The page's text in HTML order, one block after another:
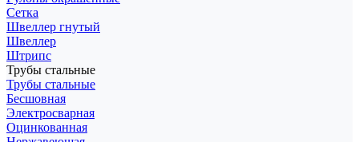
Сетка
Швеллер гнутый
Швеллер
Штрипс
Трубы стальные
Трубы стальные
Бесшовная
Электросварная
Оцинкованная